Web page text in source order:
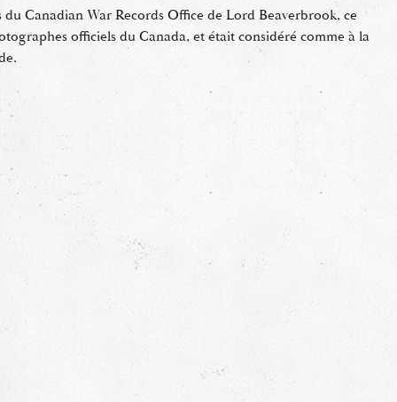
du Canadian War Records Office de Lord Beaverbrook, ce
officiels du Canada, et était considéré comme à la